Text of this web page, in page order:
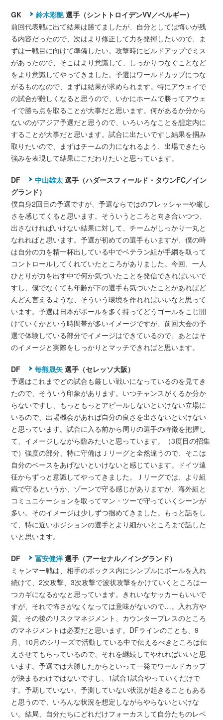
GK 鈴木彩艶 選手（シントトロイデンVV／ベルギー）
前回代表戦に出て結果は勝てましたが、自分としては悔いが残
る内容だったので、次はより修正して力を発揮したいので、ま
ずは一戦目に向けて準備したい。攻撃時にビルドアップでミス
があったので、そこはより意識して、しっかりつなぐことなど
をより意識してやってきました。予選はワールドカップにつな
がるものなので、まずは結果が求められます。特にアウェイで
の試合が難しくなると思うので、いかにホームで勝ってアウェ
イで勝ち点を取ることが大事だと思います。何があるか分から
ないのがアジア予選だと思うので、いろいろなことを想定内に
することが大事だと思います。試合に出たいですし結果を掴み
取りたいので、まずはチームの力になれるよう、出場できたら
強みを表現して結果にこだわりたいと思っています。
DF 中山雄太 選手（ハダースフィールド・タウンFC／イン
グランド）
僕自身2回目の予選ですが、予選ならではのプレッシャーや厳し
さを感じてくると思います。そういうところと向き合いつつ、
出さなければいけない結果に対して、チームがしっかり一丸と
なれればと思います。予選が初めての選手もいますが、僕の時
は自分の力を精一杯出している中でベテラン組が手綱を取って
コントロールしてくれていたところがありました。今回、一人
ひとりが力を出す中で何か気づいたことを発信できればいいで
すし、僕でなくても年齢が下の選手も気づいたことがあればど
んどん言えるような、そういう環境を作れればいいなと思って
います。予選は日本がボールを多く持ってどうゴールをこじ開
けていくかという時間帯が多いイメージですが、前回大会の予
選で体験している部分でイメージはできているので、あとはそ
のイメージと実際をしっかりとマッチできればと思います。
DF 毎熊晟矢 選手（セレッソ大阪）
予選はこれまでどの試合も厳しい戦いになっているのを見てき
たので、そういう印象があります。いつチャンスがくるか分か
らないですし、もっともっとアピールしないといけない立場に
いるので、出場機会があれば自分の良さを出さないといけない
と思っています。試合に入る前から周りの選手の特徴を把握し
て、イメージしながら臨みたいと思っています。（3度目の招集
で）強度の部分、特に守備はＪリーグと全然違うので、そこは
自分のベースをあげないといけないと感じています。ドイツ遠
征からずっと意識してやってきました。Ｊリーグでは、より組
織で守るというか、ゾーンで守る感じがありますが、海外組と
コミュニケーションを取ってマン・ツーで守っていくシーンが
多い。そのイメージは少しずつ掴めてきました。もっと話をし
て、特に近いポジションの選手とより細かいところまで話した
いと思います。
DF 冨安健洋 選手（アーセナル／イングランド）
ミャンマー戦は、相手のボックス内にシンプルにボールを入れ
続けて、2次攻撃、3次攻撃で波状攻撃をかけていくところは一
つカギになるかなと思っています。きれいなサッカーもいいで
すが、それで怖さがなくなっては意味がないので…。入れ方や
質、その後のリスクマネジメント、カウンタープレスのところ
のマネジメントは必要だと思います。DFラインのことも、9
月、10月のシリーズで活動している中で伝えるべきところは伝
えさせてもらっているので、それを継続してやれればいいと思
います。予選では大勝したからといって一発でワールドカップ
が決まるわけではないですし、1試合1試合やっていくだけで
す。予期していない、予測していない状況が起きることもある
と思うので、いろんな状況を想定しながらやらないといけな
い。結局、自分たちにどれだけフォーカスして自分たちのレベ